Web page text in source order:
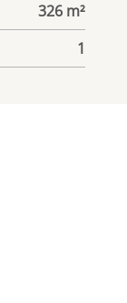
326 m²
1